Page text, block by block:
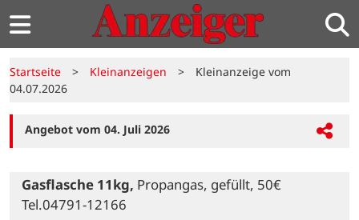
Startseite > Kleinanzeigen >
Kleinanzeige vom
04.07.2026
Angebot vom 04. Juli 2026
Gasflasche 11kg, Propangas, gefüllt, 50€
Tel.04791-12166